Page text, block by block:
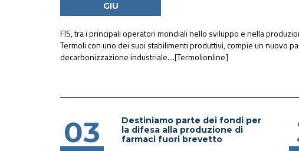
GIU
FIS, tra i principali operatori mondiali nello sviluppo e nella
Termoli con uno dei suoi stabilimenti produttivi, compie un nuovo
decarbonizzazione industriale....[Termolionline]
03
Destiniamo parte dei fondi per
la difesa alla produzione di
farmaci fuori brevetto